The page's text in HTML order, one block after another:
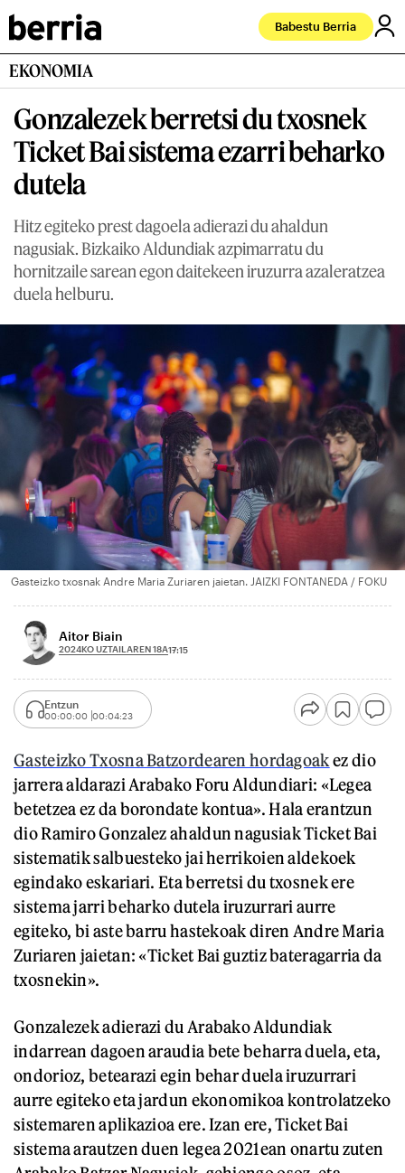
Babestu Berria
EKONOMIA
Gonzalezek berretsi du txosnek
Ticket Bai sistema ezarri beharko
dutela
Hitz egiteko prest dagoela adierazi du ahaldun
nagusiak. Bizkaiko Aldundiak azpimarratu du
hornitzaile sarean egon daitekeen iruzurra azaleratzea
duela helburu.
Gasteizko txosnak Andre Maria Zuriaren jaietan. JAIZKI FONTANEDA / FOKU
Aitor Biain
2024KO UZTAILAREN 18A17:15
Entzun
00:00:00 00:04:23
Gasteizko Txosna Batzordearen hordagoakez dio
jarrera aldarazi Arabako Foru Aldundiari: «Legea
betetzea ez da borondate kontua». Hala erantzun
dio Ramiro Gonzalez ahaldun nagusiak Ticket Bai
sistematik salbuesteko jai herrikoien aldekoek
egindako eskariari. Eta berretsi du txosnek ere
sistema jarri beharko dutela iruzurrari aurre
egiteko, bi aste barru hastekoak diren Andre Maria
Zuriaren jaietan: «Ticket Bai guztiz bateragarria da
txosnekin».
Gonzalezek adierazi du Arabako Aldundiak
indarrean dagoen araudia bete beharra duela, eta,
ondorioz, betearazi egin behar duela iruzurrari
aurre egiteko eta jardun ekonomikoa kontrolatzeko
sistemaren aplikazioa ere. Izan ere, Ticket Bai
sistema arautzen duen legea 2021ean onartu zuten